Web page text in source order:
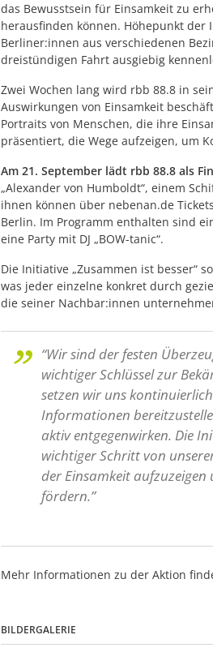
das Bewusstsein für Einsamkeit zu
herausfinden können. Höhepunkt der
Berliner:innen aus verschiedenen
dreistündigen Fahrt ausgiebig
Zwei Wochen lang wird rbb 88.8 in
Auswirkungen von Einsamkeit
Portraits von Menschen, die ihre
präsentiert, die Wege aufzeigen, um
Am 21. September lädt rbb 88.8 als
„Alexander von Humboldt“, einem
ihnen können über nebenan.de
Berlin. Im Programm enthalten sind
eine Party mit DJ „BOW-tanic“.
Die Initiative „Zusammen ist besser“
was jeder einzelne konkret durch
die seiner Nachbar:innen
“Wir sind der festen
wichtiger Schlüssel zur
setzen wir uns
Informationen
aktiv entgegenwirken. Die
wichtiger Schritt von
der Einsamkeit
fördern.”
Mehr Informationen zu der Aktion
BILDERGALERIE